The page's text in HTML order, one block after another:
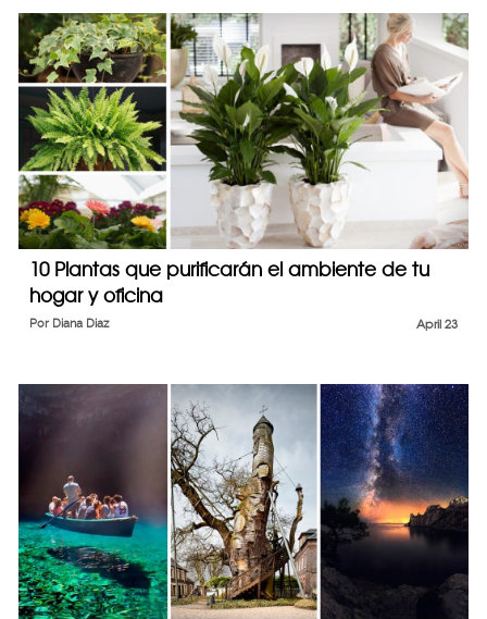
10 Plantas que purificarán el ambiente de tu
hogar y oficina
April 23
Por Diana Diaz